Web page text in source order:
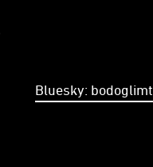
Bluesky: bodoglimt